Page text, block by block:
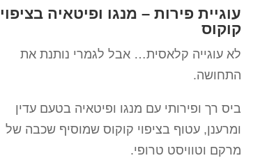
עוגיית פירות – מנגו ופיטאיה בציפוי
קוקוס
לא עוגייה קלאסית… אבל לגמרי נותנת את
התחושה.
ביס רך ופירותי עם מנגו ופיטאיה בטעם עדין
ומרענן, עטוף בציפוי קוקוס שמוסיף שכבה של
מרקם וטוויסט טרופי.